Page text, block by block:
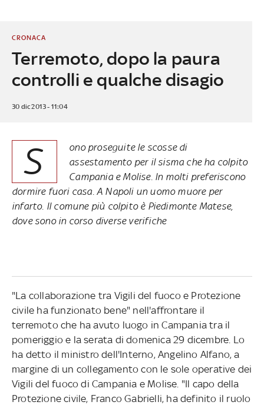
Terremoto, dopo la paura
controlli e qualche disagio
CRONACA
30 dic 2013 - 11:04
S
ono proseguite le scosse di
assestamento per il sisma che ha colpito
Campania e Molise. In molti preferiscono
dormire fuori casa. A Napoli un uomo muore per
infarto. Il comune più colpito è Piedimonte Matese,
dove sono in corso diverse verifiche
"La collaborazione tra Vigili del fuoco e Protezione
civile ha funzionato bene" nell'affrontare il
terremoto che ha avuto luogo in Campania tra il
pomeriggio e la serata di domenica 29 dicembre. Lo
ha detto il ministro dell'Interno, Angelino Alfano, a
margine di un collegamento con le sole operative dei
Vigili del fuoco di Campania e Molise. "Il capo della
Protezione civile, Franco Gabrielli, ha definito il ruolo